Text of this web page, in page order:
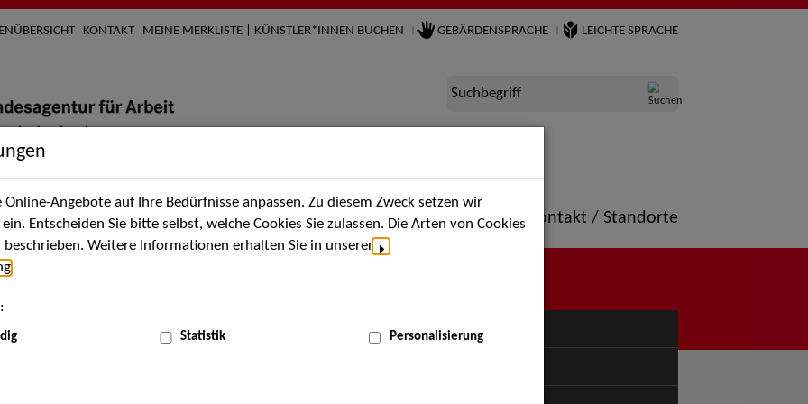
KONTAKT MEINE MERKLISTE | KÜNSTLER*INNEN BUCHEN GEBÄRDENSPRACHE LEICHTE SPRACHE
Suchbegriff
Künstler*innen Über uns Aktuelles Termine Portfolio Kontakt / Standorte
MENÜ
Angebote auf Ihre Bedürfnisse anpassen. Zu diesem Zweck setzen wir
Entscheiden Sie bitte selbst, welche Cookies Sie zulassen. Die Arten von Cookies
Weitere Informationen erhalten Sie in unserer
Statistik Personalisierung